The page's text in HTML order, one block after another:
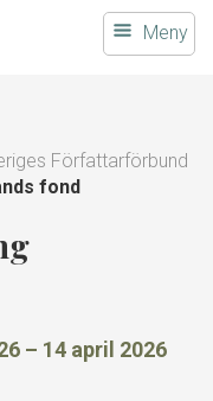
Meny
Författarförbund
fond
– 14 april 2026